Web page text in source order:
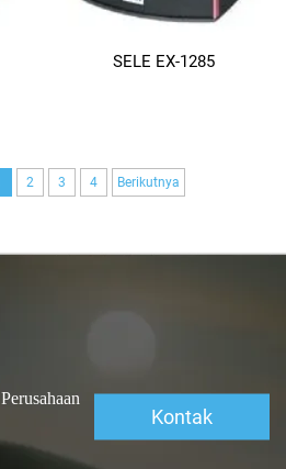
SELE EX-1285
2 3 4 Berikutnya
Kontak